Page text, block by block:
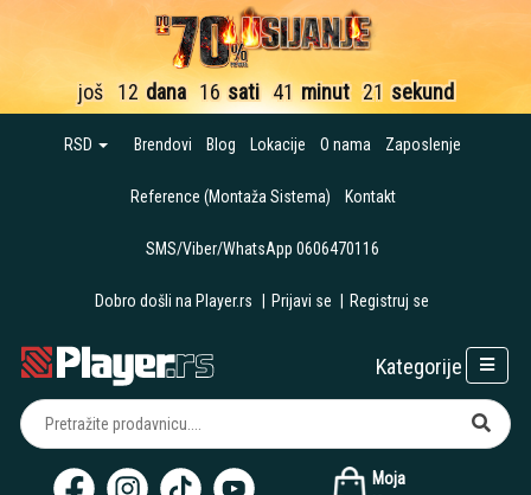
još 12 dana 16 sati 41 minut 20 sekundi
RSD Brendovi Blog Lokacije O nama Zaposlenje
Reference (Montaža Sistema) Kontakt
SMS/Viber/WhatsApp 0606470116
Dobro došli na Player.rs Prijavi se Registruj se
Moja
Kategorije